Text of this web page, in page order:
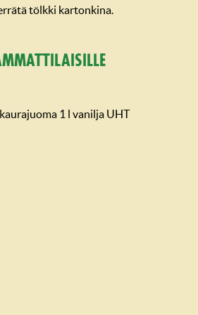
tölkki kartonkina.
1 l vanilja UHT